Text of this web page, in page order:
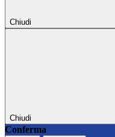
Chiudi
Chiudi
Conferma